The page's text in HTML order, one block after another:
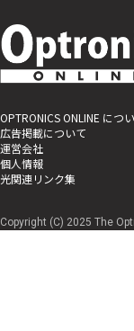
OPTRONICS ONLINE につ
広告掲載について
運営会社
個人情報
光関連リンク集
Copyright (C) 2025 The